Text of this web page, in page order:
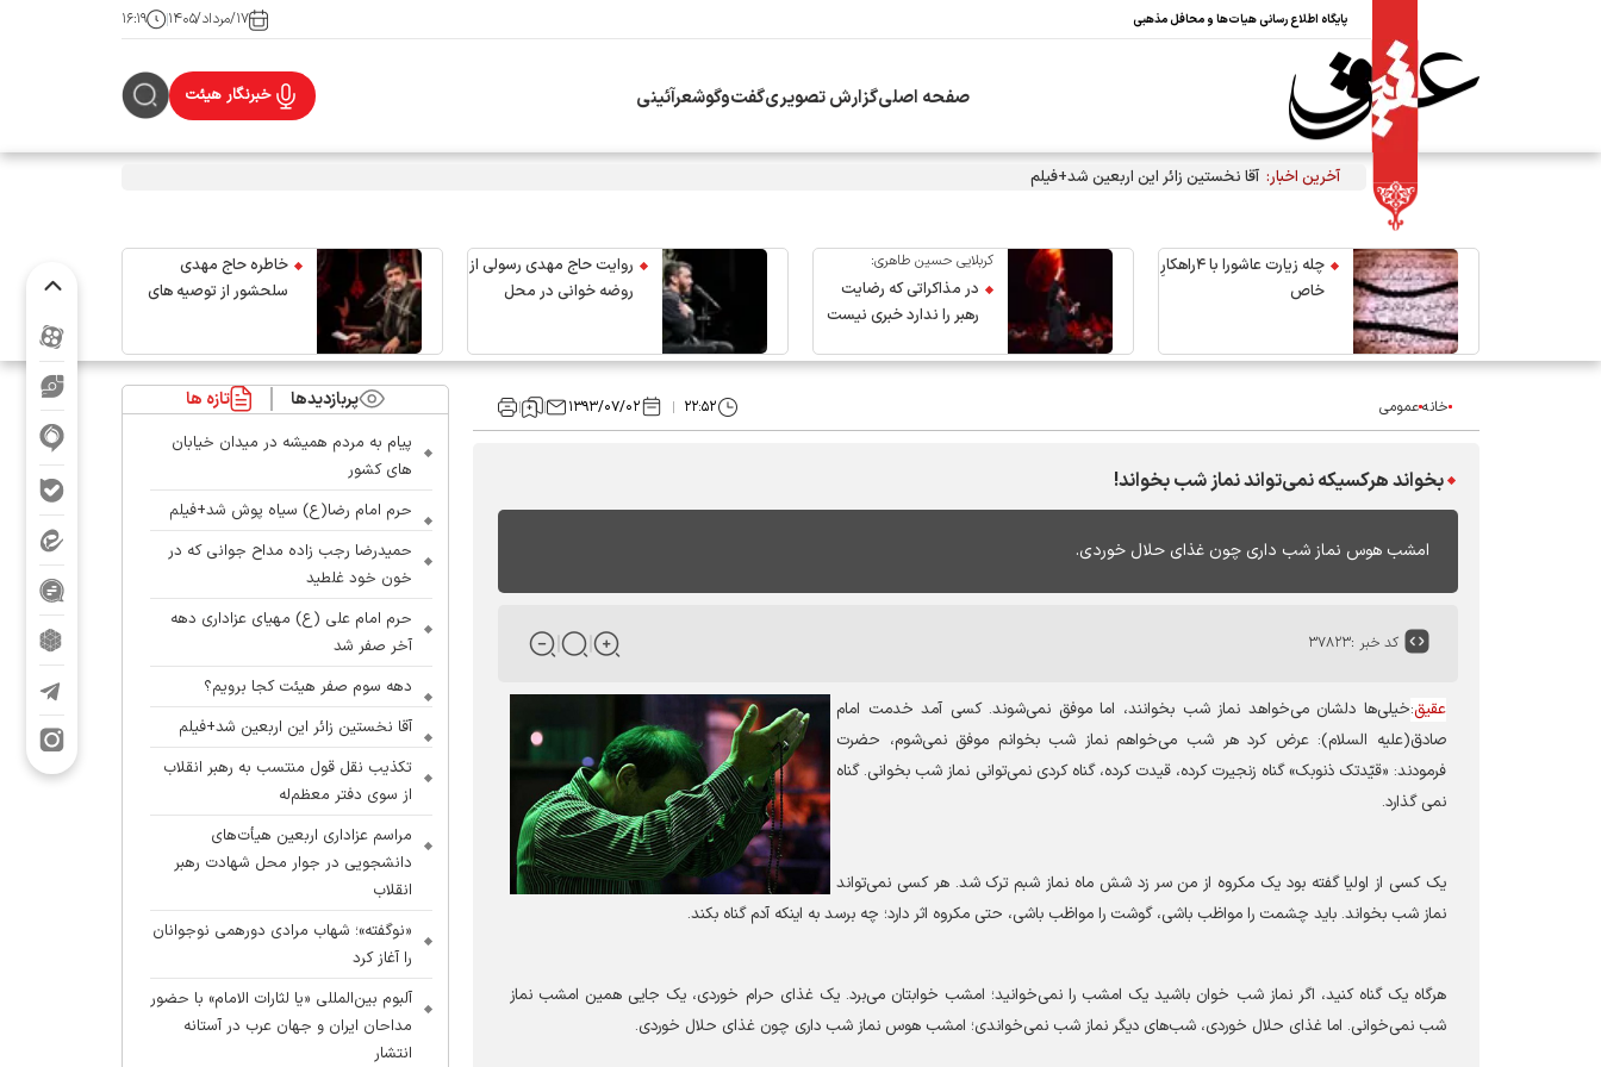
پایگاه اطلاع رسانی هیات‌ها و محافل مذهبی ۱۷/مرداد/۱۴۰۵ ۱۶:۱۹
صفحه اصلیگزارش تصویریگفت‌وگوشعرآئینی خبرنگار هیئت
آخرین اخبار: آقا نخستین زائر این اربعین شد+فیلم
چله زیارت عاشورا با ۴راهکارِ
خاص
کربلایی حسین طاهری:
در مذاکراتی که رضایت
رهبر را ندارد خبری نیست
روایت حاج مهدی رسولی از
روضه خوانی در محل
خاطره حاج مهدی
سلحشور از توصیه های
خانهعمومی ۲۲:۵۲ ۱۳۹۳/۰۷/۰۲
بخواند هرکسیکه نمی‌تواند نماز شب بخواند!
امشب هوس نماز شب داری چون غذای حلال خوردی.
کد خبر :۳۷۸۲۳
عقیق:خیلی‌ها دلشان می‌خواهد نماز شب بخوانند، اما موفق نمی‌شوند. کسی آمد خدمت امام
صادق(علیه السلام): عرض کرد هر شب می‌خواهم نماز شب بخوانم موفق نمی‌شوم، حضرت
فرمودند: «قیّدتک ذنوبک» گناہ زنجیرت کرده، قیدت کرده، گناہ کردی نمی‌توانی نماز شب بخوانی. گناہ
نمی گذارد.
یک کسی از اولیا گفته بود یک مکروه از من سر زد شش ماه نماز شبم ترک شد.هر کسی نمی‌تواند
نماز شب بخواند. باید چشمت را مواظب باشی، گوشت را مواظب باشی، حتی مکروه اثر دارد؛ چه برسد به اینکه آدم گناه بکند.
هرگاہ یک گناه کنید، اگر نماز شب خوان باشید یک امشب را نمی‌خوانید؛ امشب خوابتان می‌برد. یک غذای حرام خوردی، یک جایی همین امشب نماز
شب نمی‌خوانی. اما غذای حلال خوردی، شب‌های دیگر نماز شب نمی‌خواندی؛ امشب هوس نماز شب داری چون غذای حلال خوردی.
پربازدیدها تازه ها
پیام به مردم همیشه در میدان خیابان
های کشور
حرم امام رضا(ع) سیاه پوش شد+فیلم
حمیدرضا رجب زاده مداح جوانی که در
خون خود غلطید
حرم امام علی (ع) مهیای عزاداری دهه
آخر صفر شد
دهه سوم صفر هیئت کجا برویم؟
آقا نخستین زائر این اربعین شد+فیلم
تکذیب نقل قول منتسب به رهبر انقلاب
از سوی دفتر معظم‌له
مراسم عزاداری اربعین هیأت‌های
دانشجویی در جوار محل شهادت رهبر
انقلاب
«نوگفته»؛ شهاب مرادی دورهمی نوجوانان
را آغاز کرد
آلبوم بین‌المللی «یا لثارات الامام» با حضور
مداحان ایران و جهان عرب در آستانه
انتشار